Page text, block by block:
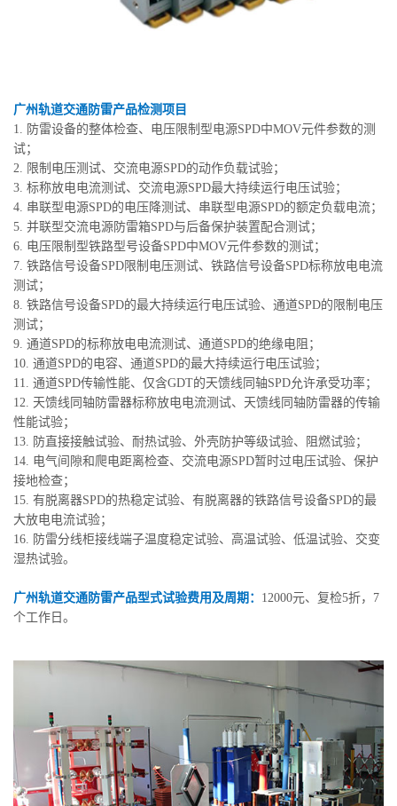
广州轨道交通防雷产品检测项目
1. 防雷设备的整体检查、电压限制型电源SPD中MOV元件参数的测
试；
2. 限制电压测试、交流电源SPD的动作负载试验；
3. 标称放电电流测试、交流电源SPD最大持续运行电压试验；
4. 串联型电源SPD的电压降测试、串联型电源SPD的额定负载电流；
5. 并联型交流电源防雷箱SPD与后备保护装置配合测试；
6. 电压限制型铁路型号设备SPD中MOV元件参数的测试；
7. 铁路信号设备SPD限制电压测试、铁路信号设备SPD标称放电电流
测试；
8. 铁路信号设备SPD的最大持续运行电压试验、通道SPD的限制电压
测试；
9. 通道SPD的标称放电电流测试、通道SPD的绝缘电阻；
10. 通道SPD的电容、通道SPD的最大持续运行电压试验；
11. 通道SPD传输性能、仅含GDT的天馈线同轴SPD允许承受功率；
12. 天馈线同轴防雷器标称放电电流测试、天馈线同轴防雷器的传输
性能试验；
13. 防直接接触试验、耐热试验、外壳防护等级试验、阻燃试验；
14. 电气间隙和爬电距离检查、交流电源SPD暂时过电压试验、保护
接地检查；
15. 有脱离器SPD的热稳定试验、有脱离器的铁路信号设备SPD的最
大放电电流试验；
16. 防雷分线柜接线端子温度稳定试验、高温试验、低温试验、交变
湿热试验。
广州轨道交通防雷产品型式试验费用及周期： 12000元、复检5折，7
个工作日。